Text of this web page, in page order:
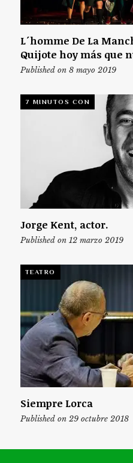
L´homme De La
Quijote hoy más que
Published on 8 mayo 2019
7 MINUTOS CON
Jorge Kent, actor.
Published on 12 marzo 2019
TEATRO
Siempre Lorca
Published on 29 octubre 2018